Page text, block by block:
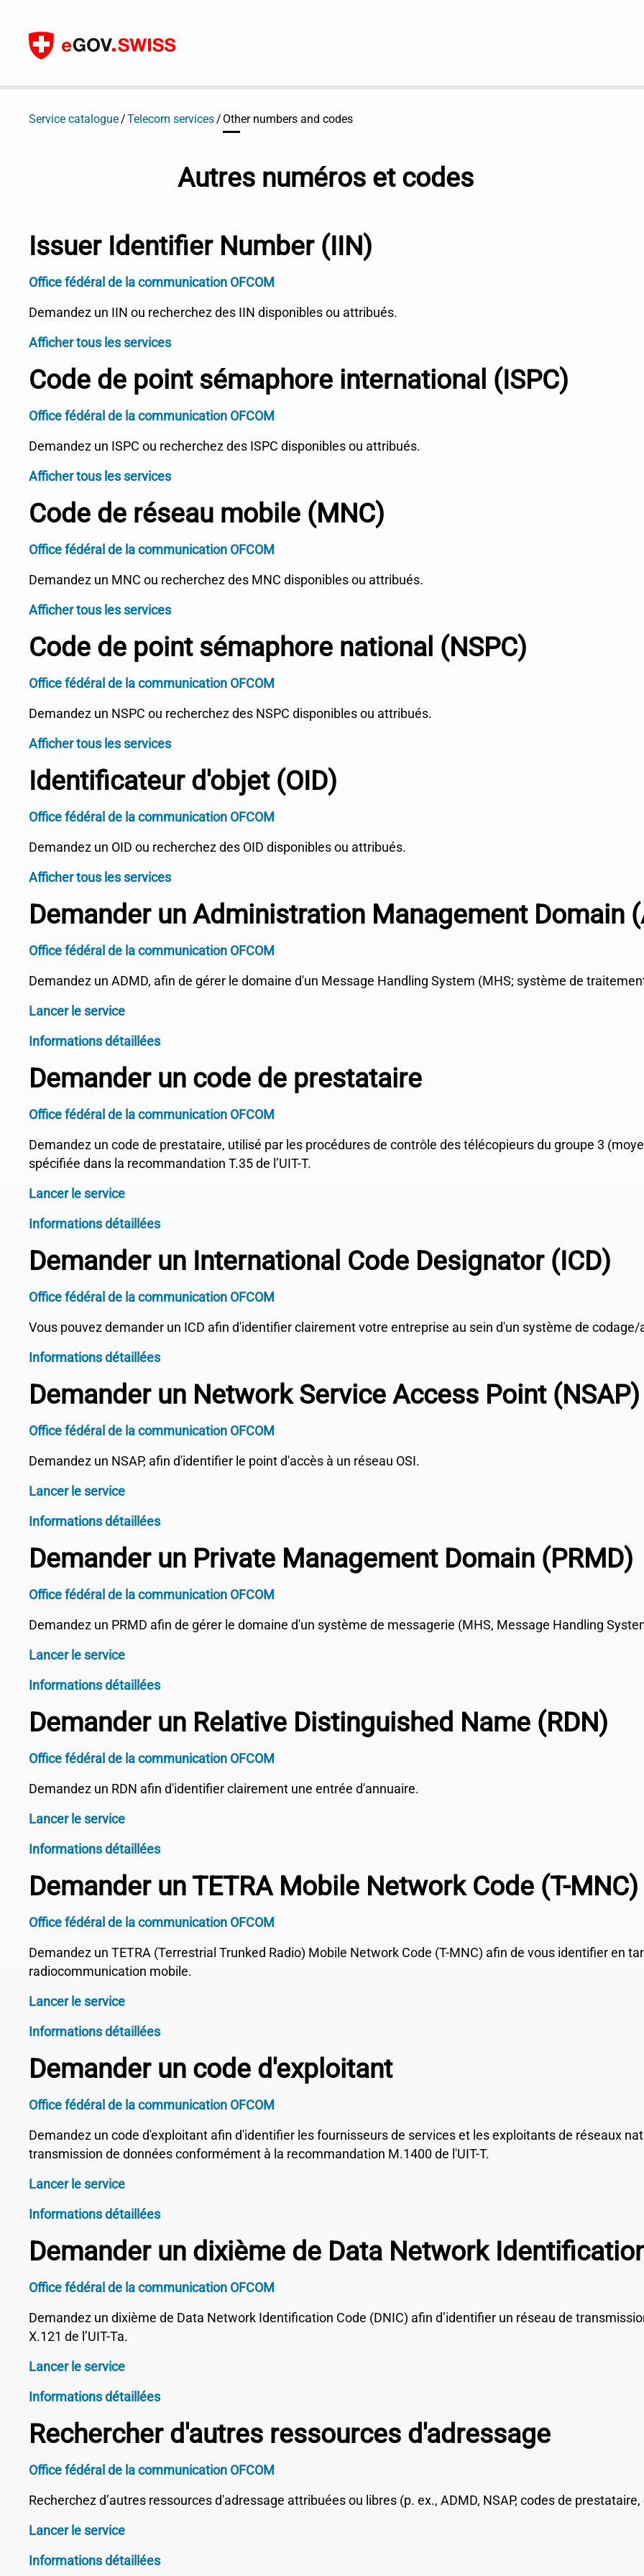
Vers le contenu
Service catalogue Telecom services Other numbers and codes
Autres numéros et codes
Issuer Identifier Number (IIN)
Office fédéral de la communication OFCOM
Demandez un IIN ou recherchez des IIN disponibles ou attribués.
Afficher tous les services
Code de point sémaphore international (ISPC)
Office fédéral de la communication OFCOM
Demandez un ISPC ou recherchez des ISPC disponibles ou attribués.
Afficher tous les services
Code de réseau mobile (MNC)
Office fédéral de la communication OFCOM
Demandez un MNC ou recherchez des MNC disponibles ou attribués.
Afficher tous les services
Code de point sémaphore national (NSPC)
Office fédéral de la communication OFCOM
Demandez un NSPC ou recherchez des NSPC disponibles ou attribués.
Afficher tous les services
Identificateur d'objet (OID)
Office fédéral de la communication OFCOM
Demandez un OID ou recherchez des OID disponibles ou attribués.
Afficher tous les services
Demander un Administration Management Domain
Office fédéral de la communication OFCOM
Demandez un ADMD, afin de gérer le domaine d'un Message Handling System (MHS; système de
Lancer le service
Informations détaillées
Demander un code de prestataire
Office fédéral de la communication OFCOM
Demandez un code de prestataire, utilisé par les procédures de contrôle des télécopieurs du groupe 3
spécifiée dans la recommandation T.35 de l’UIT-T.
Lancer le service
Informations détaillées
Demander un International Code Designator (ICD)
Office fédéral de la communication OFCOM
Vous pouvez demander un ICD afin d'identifier clairement votre entreprise au sein d'un système de
Informations détaillées
Demander un Network Service Access Point (NSAP)
Office fédéral de la communication OFCOM
Demandez un NSAP, afin d'identifier le point d'accès à un réseau OSI.
Lancer le service
Informations détaillées
Demander un Private Management Domain (PRMD)
Office fédéral de la communication OFCOM
Demandez un PRMD afin de gérer le domaine d'un système de messagerie (MHS, Message Handling
Lancer le service
Informations détaillées
Demander un Relative Distinguished Name (RDN)
Office fédéral de la communication OFCOM
Demandez un RDN afin d'identifier clairement une entrée d'annuaire.
Lancer le service
Informations détaillées
Demander un TETRA Mobile Network Code (T-MNC)
Office fédéral de la communication OFCOM
Demandez un TETRA (Terrestrial Trunked Radio) Mobile Network Code (T-MNC) afin de vous identifier en
radiocommunication mobile.
Lancer le service
Informations détaillées
Demander un code d'exploitant
Office fédéral de la communication OFCOM
Demandez un code d'exploitant afin d'identifier les fournisseurs de services et les exploitants de réseaux
transmission de données conformément à la recommandation M.1400 de l'UIT-T.
Lancer le service
Informations détaillées
Demander un dixième de Data Network
Office fédéral de la communication OFCOM
Demandez un dixième de Data Network Identification Code (DNIC) afin d’identifier un réseau de
X.121 de l’UIT-Ta.
Lancer le service
Informations détaillées
Rechercher d'autres ressources d'adressage
Office fédéral de la communication OFCOM
Recherchez d’autres ressources d'adressage attribuées ou libres (p. ex., ADMD, NSAP, codes de prestataire,
Lancer le service
Informations détaillées